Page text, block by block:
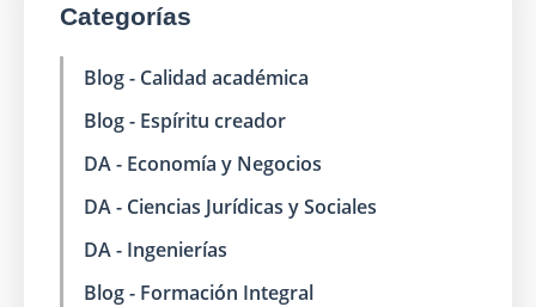
Categorías
Blog - Calidad académica
Blog - Espíritu creador
DA - Economía y Negocios
DA - Ciencias Jurídicas y Sociales
DA - Ingenierías
Blog - Formación Integral